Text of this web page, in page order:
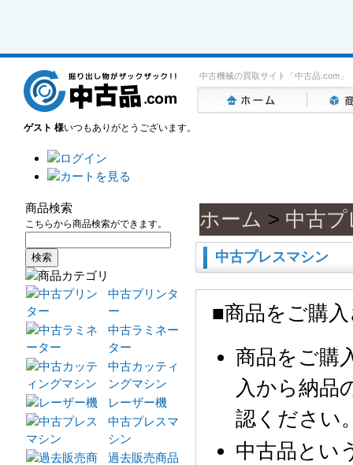
中古機械の買取サイト「中古品.com」
ゲスト 様いつもありがとうございます。
ホーム > 中古
中古プレスマシン
■商品をご購
商品をご購
入から納品
認ください
中古品とい
商品検索
こちらから商品検索ができます。
中古プリンタ
ー
中古ラミネー
ター
中古カッティ
ングマシン
レーザー機
中古プレスマ
シン
過去販売商品